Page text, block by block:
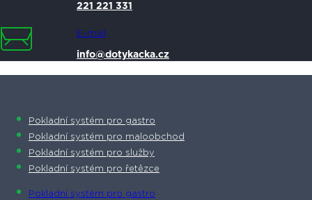
221 221 331
E-mail
info@dotykacka.cz
Pokladní systém pro gastro
Pokladní systém pro maloobchod
Pokladní systém pro služby
Pokladní systém pro řetězce
Pokladní systém pro gastro